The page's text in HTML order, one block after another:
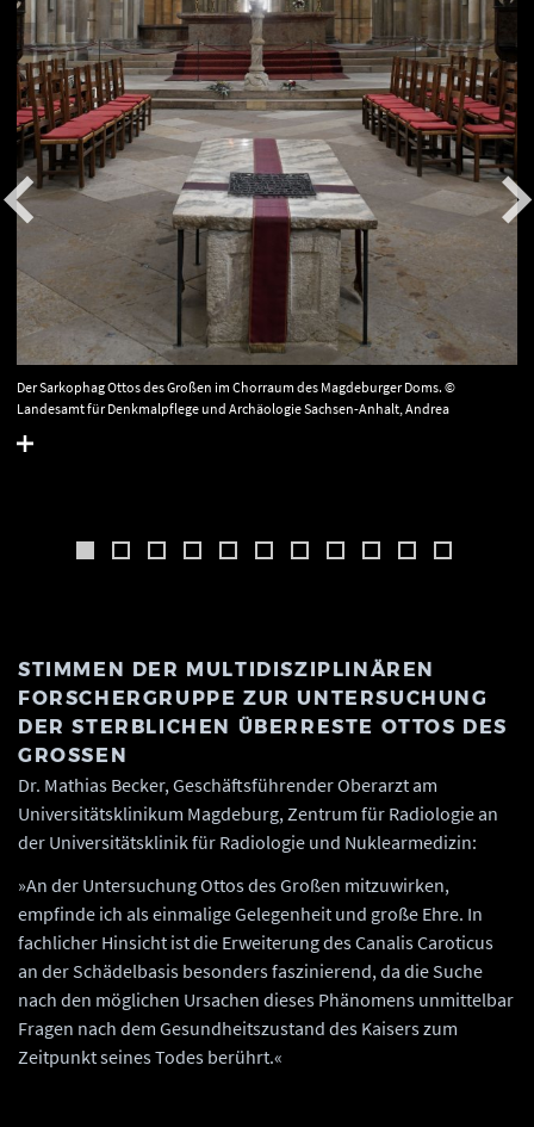
Der Sarkophag Ottos des Großen im Chorraum des Magdeburger Doms. ©
Landesamt für Denkmalpflege und Archäologie Sachsen-Anhalt, Andrea
STIMMEN DER MULTIDISZIPLINÄREN
FORSCHERGRUPPE ZUR UNTERSUCHUNG
DER STERBLICHEN ÜBERRESTE OTTOS DES
GROSSEN
Dr. Mathias Becker, Geschäftsführender Oberarzt am
Universitätsklinikum Magdeburg, Zentrum für Radiologie an
der Universitätsklinik für Radiologie und Nuklearmedizin:
»An der Untersuchung Ottos des Großen mitzuwirken,
empfinde ich als einmalige Gelegenheit und große Ehre. In
fachlicher Hinsicht ist die Erweiterung des Canalis Caroticus
an der Schädelbasis besonders faszinierend, da die Suche
nach den möglichen Ursachen dieses Phänomens unmittelbar
Fragen nach dem Gesundheitszustand des Kaisers zum
Zeitpunkt seines Todes berührt.«